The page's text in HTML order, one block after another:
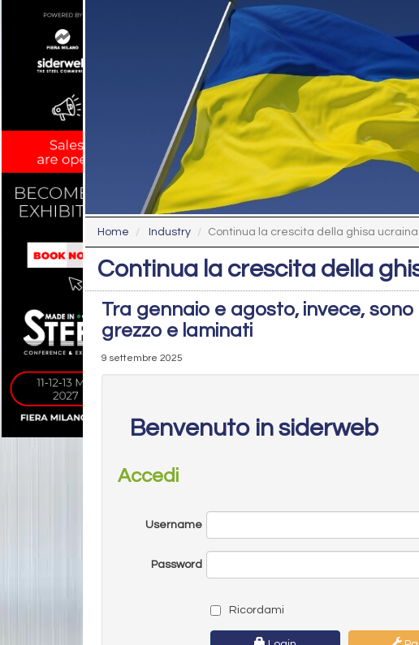
Home Industry Continua la crescita della ghisa ucraina
Continua la crescita della
Tra gennaio e agosto, invece,
grezzo e laminati
9 settembre 2025
Benvenuto in siderweb
Accedi
Username
Password
Ricordami